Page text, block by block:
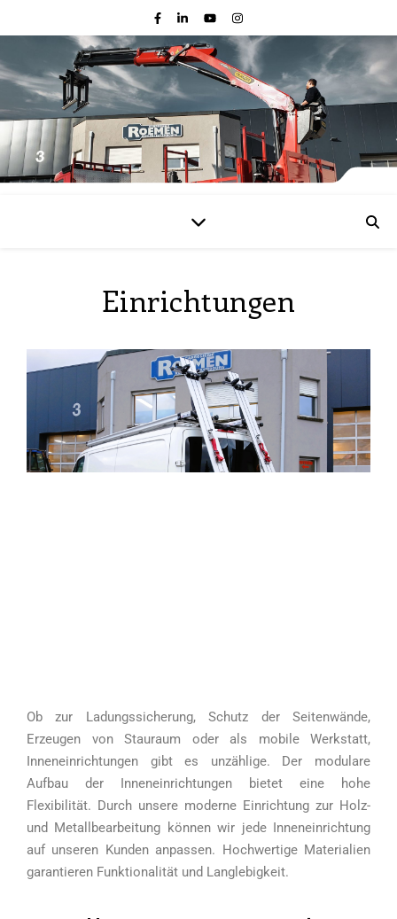
Einrichtungen
Ob zur Ladungssicherung, Schutz der Seitenwände,
Erzeugen von Stauraum oder als mobile Werkstatt,
Inneneinrichtungen gibt es unzählige. Der modulare
Aufbau der Inneneinrichtungen bietet eine hohe
Flexibilität. Durch unsere moderne Einrichtung zur Holz-
und Metallbearbeitung können wir jede Inneneinrichtung
auf unseren Kunden anpassen. Hochwertige Materialien
garantieren Funktionalität und Langlebigkeit.